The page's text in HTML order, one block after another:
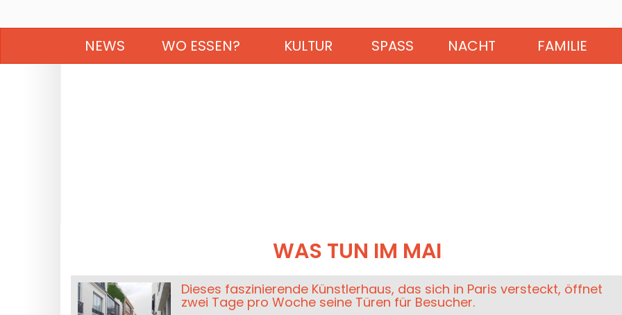
NEWS WO ESSEN? KULTUR SPASS NACHT FAMILIE
WAS TUN IM MAI
Dieses faszinierende Künstlerhaus, das sich in Paris versteckt, öffnet
zwei Tage pro Woche seine Türen für Besucher.